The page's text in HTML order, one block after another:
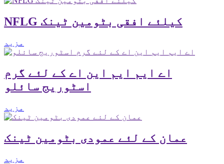
NFLG کیلئے افقی بٹومین ٹینک
مزید
اے ایم ایم این اے کے لئے گرم
اسٹوریج سائلو
مزید
عمان کے لئے عمودی بٹومین ٹینک
مزید